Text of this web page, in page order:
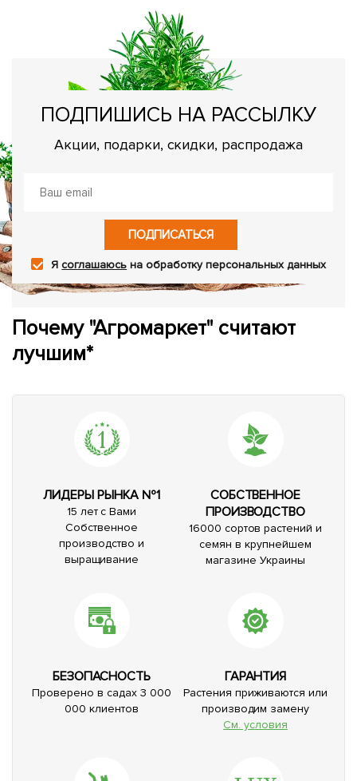
ПОДПИШИСЬ НА РАССЫЛКУ
Акции, подарки, скидки, распродажа
ПОДПИСАТЬСЯ
Ясоглашаюсь на обработку персональных данных
Почему "Агромаркет" считают
лучшим*
ЛИДЕРЫ РЫНКА №1
15 лет с Вами
Собственное
производство и
выращивание
СОБСТВЕННОЕ
ПРОИЗВОДСТВО
16000 сортов растений и
семян в крупнейшем
магазине Украины
БЕЗОПАСНОСТЬ
Проверено в садах 3 000
000 клиентов
ГАРАНТИЯ
Растения приживаются или
производим замену
См. условия